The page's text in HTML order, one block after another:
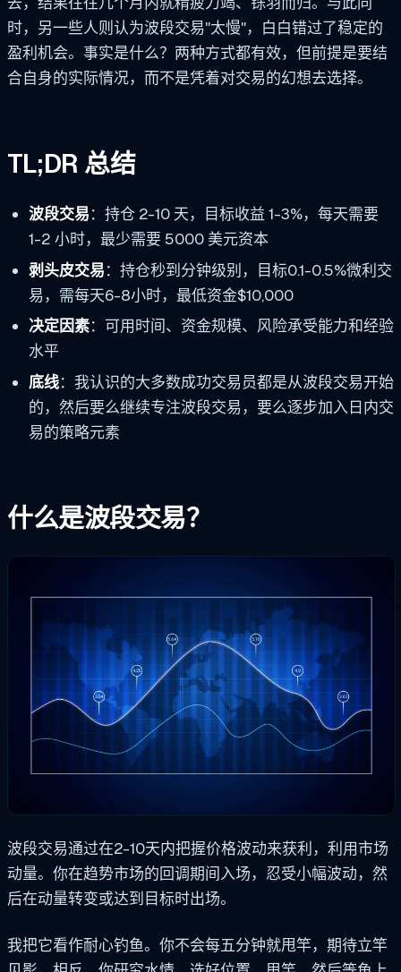
时，另一些人则认为波段交易"太慢"，白白错过了稳定的
盈利机会。事实是什么？两种方式都有效，但前提是要结
合自身的实际情况，而不是凭着对交易的幻想去选择。
TL;DR 总结
波段交易：持仓 2-10 天，目标收益 1-3%，每天需要
1-2 小时，最少需要 5000 美元资本
剥头皮交易：持仓秒到分钟级别，目标0.1-0.5%微利交
易，需每天6-8小时，最低资金$10,000
决定因素：可用时间、资金规模、风险承受能力和经验
水平
底线：我认识的大多数成功交易员都是从波段交易开始
的，然后要么继续专注波段交易，要么逐步加入日内交
易的策略元素
什么是波段交易？
波段交易通过在2-10天内把握价格波动来获利，利用市场
动量。你在趋势市场的回调期间入场，忍受小幅波动，然
后在动量转变或达到目标时出场。
我把它看作耐心钓鱼。你不会每五分钟就甩竿，期待立竿